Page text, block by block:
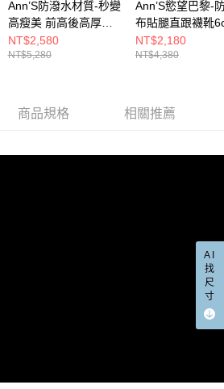
使用他人資訊註冊。若發現惡意使用之情形，
停止該用戶之使用額度並採取法律行動。
地區) 查看運費
Ann’S防潑水材質-秒變
高瘦美 前高後高厚底
綁帶神級短靴8.5cm-黑
NT$2,580
NT$5,280
Ann’S慾望巴黎-
布貼腿直跟襪靴
黑
NT$2,180
NT$4,380
商品規格 相關推薦
AI
找
尺
寸